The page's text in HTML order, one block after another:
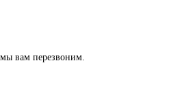
вам перезвоним.